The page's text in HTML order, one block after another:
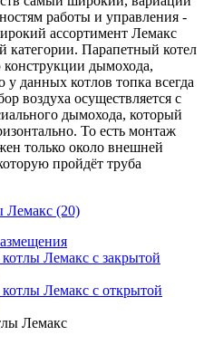
работы и управления -
ассортимент Лемакс
категории. Парапетный котел
конструкции дымохода,
у данных котлов топка всегда
воздуха осуществляется с
дымохода, который
То есть монтаж
только около внешней
пройдёт труба
Лемакс (20)
Лемакс с закрытой
Лемакс с открытой